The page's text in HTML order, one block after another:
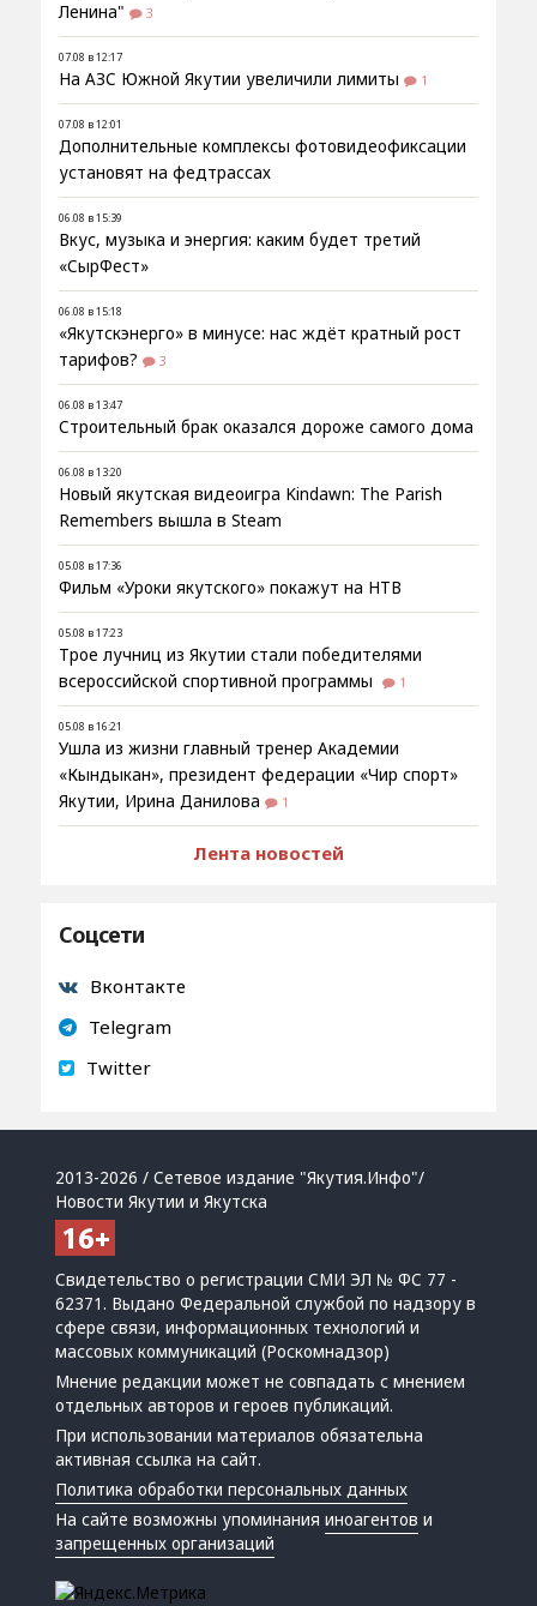
Ленина"
3
07.08 в 12:17
На АЗС Южной Якутии увеличили лимиты 1
07.08 в 12:01
Дополнительные комплексы фотовидеофиксации
установят на федтрассах
06.08 в 15:39
Вкус, музыка и энергия: каким будет третий
«СырФест»
06.08 в 15:18
«Якутскэнерго» в минусе: нас ждёт кратный рост
тарифов?
3
06.08 в 13:47
Строительный брак оказался дороже самого дома
06.08 в 13:20
Новый якутская видеоигра Kindawn: The Parish
Remembers вышла в Steam
05.08 в 17:36
Фильм «Уроки якутского» покажут на НТВ
05.08 в 17:23
Трое лучниц из Якутии стали победителями
всероссийской спортивной программы
1
05.08 в 16:21
Ушла из жизни главный тренер Академии
«Кындыкан», президент федерации «Чир спорт»
Якутии, Ирина Данилова
1
Лента новостей
Соцсети
Вконтакте
Telegram
Twitter
2013-2026 / Сетевое издание "Якутия.Инфо"/
Новости Якутии и Якутска
Свидетельство о регистрации СМИ ЭЛ № ФС 77 -
62371. Выдано Федеральной службой по надзору в
сфере связи, информационных технологий и
массовых коммуникаций (Роскомнадзор)
Мнение редакции может не совпадать с мнением
отдельных авторов и героев публикаций.
При использовании материалов обязательна
активная ссылка на сайт.
Политика обработки персональных данных
На сайте возможны упоминанияиноагентов и
запрещенных организаций